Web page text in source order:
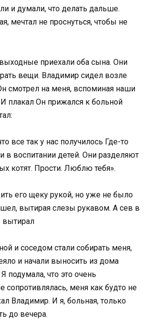
и думали, что делать дальше.
мечтал не проснуться, чтобы не
приехали оба сына. Они
вещи. Владимир сидел возле
смотрел на меня, вспоминая наши
плакал Он прижался к больной
все так у нас получилось Где-то
в воспитании детей. Они разделяют
котят. Прости. Люблю тебя».
его щеку рукой, но уже не было
вытирая слезы рукавом. А сев в
вытирал
и соседом стали собирать меня,
и начали выносить из дома
подумала, что это очень
сопротивлялась, меня как будто не
Владимир. И я, больная, только
до вечера.